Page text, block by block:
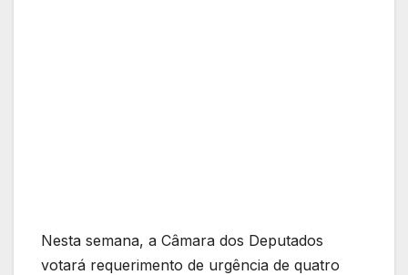
Nesta semana, a Câmara dos Deputados
votará requerimento de urgência de quatro